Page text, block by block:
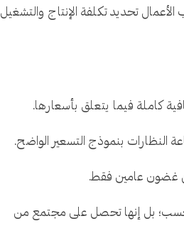
تحديد تكلفة الإنتاج والتشغيل
فحسب؛ بل إنها تحصل على مجتمع من